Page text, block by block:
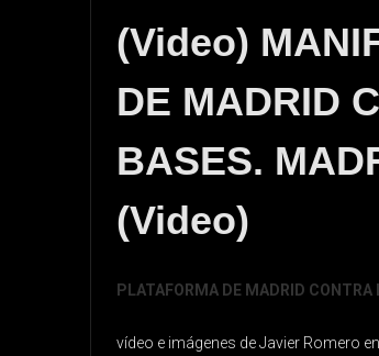
(Video)
DE MADRID
BASES.
(Video)
PLATAFORMA DE MADRID CONTRA
vídeo e imágenes de Javier Romero